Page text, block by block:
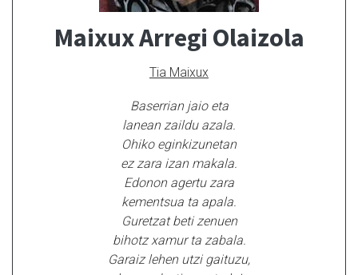
Maixux Arregi Olaizola
Tia Maixux
Baserrian jaio eta
lanean zaildu azala.
Ohiko eginkizunetan
ez zara izan makala.
Edonon agertu zara
kementsua ta apala.
Guretzat beti zenuen
bihotz xamur ta zabala.
Garaiz lehen utzi gaituzu,